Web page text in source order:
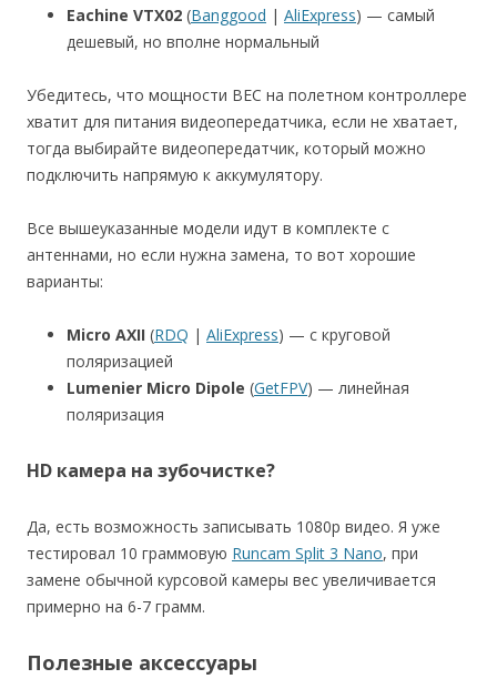
Eachine VTX02 (Banggood | AliExpress) — самый
дешевый, но вполне нормальный
Убедитесь, что мощности BEC на полетном контроллере
хватит для питания видеопередатчика, если не хватает,
тогда выбирайте видеопередатчик, который можно
подключить напрямую к аккумулятору.
Все вышеуказанные модели идут в комплекте с
антеннами, но если нужна замена, то вот хорошие
варианты:
Micro AXII (RDQ | AliExpress) — с круговой
поляризацией
Lumenier Micro Dipole (GetFPV) — линейная
поляризация
HD камера на зубочистке?
Да, есть возможность записывать 1080p видео. Я уже
тестировал 10 граммовую Runcam Split 3 Nano, при
замене обычной курсовой камеры вес увеличивается
примерно на 6-7 грамм.
Полезные аксессуары